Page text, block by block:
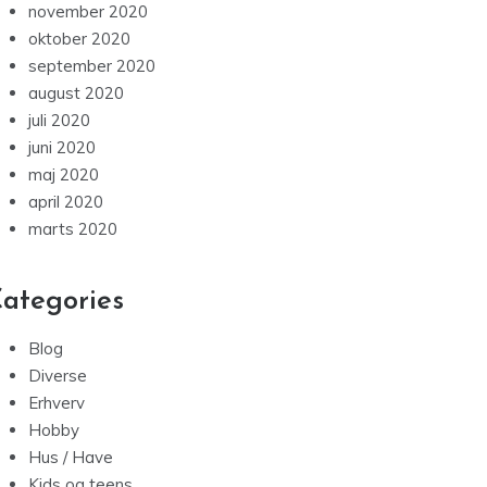
november 2020
oktober 2020
september 2020
august 2020
juli 2020
juni 2020
maj 2020
april 2020
marts 2020
Blog
Diverse
Erhverv
Hobby
Hus / Have